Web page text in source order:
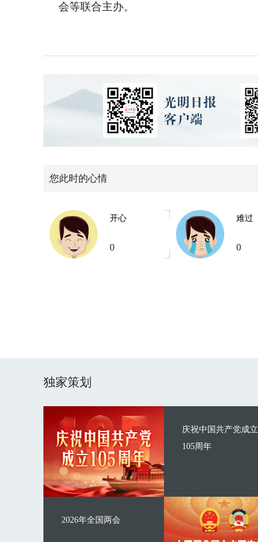
会等联合主办。
您此时的心情
开心
0
难过
0
独家策划
庆祝中国共产党成立
105周年
2026年全国两会